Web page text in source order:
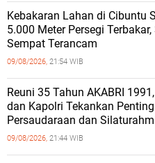
Kebakaran Lahan di Cibuntu
5.000 Meter Persegi
Sempat Terancam
09/08/2026, 21:54 WIB
Reuni 35 Tahun AKABRI
dan Kapolri Tekankan
Persaudaraan dan
09/08/2026, 21:44 WIB